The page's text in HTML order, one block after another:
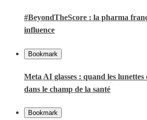
#BeyondTheScore : la pharma
influence
Bookmark
Meta AI glasses : quand les lunettes
dans le champ de la santé
Bookmark